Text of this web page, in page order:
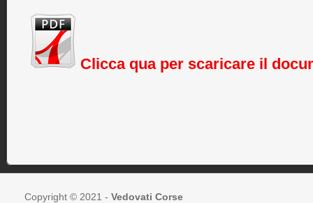
Clicca qua per scaricare il
Copyright © 2021 - Vedovati Corse